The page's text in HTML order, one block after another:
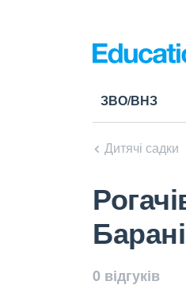
ЗВО/ВНЗ
Дитячі садки
0 відгуків